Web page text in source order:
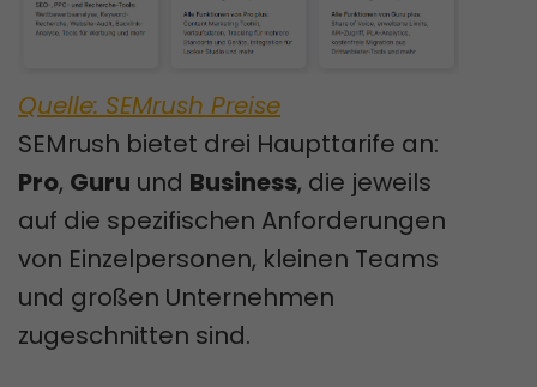
Quelle: SEMrush Preise
SEMrush bietet drei Haupttarife an:
Pro, Guru und Business, die jeweils
auf die spezifischen Anforderungen
von Einzelpersonen, kleinen Teams
und großen Unternehmen
zugeschnitten sind.